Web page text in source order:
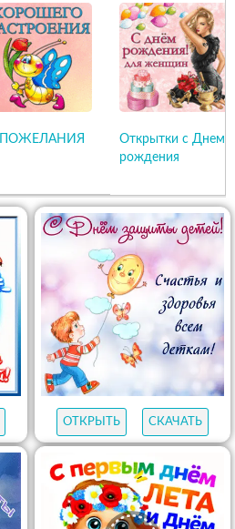
ПОЖЕЛАНИЯ
Открытки с Днем
рождения
ОТКРЫТЬ СКАЧАТЬ